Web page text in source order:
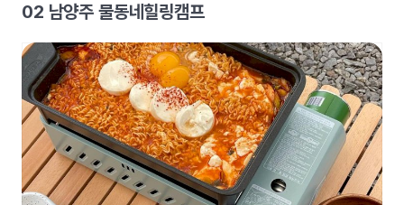
02 남양주 물동네힐링캠프